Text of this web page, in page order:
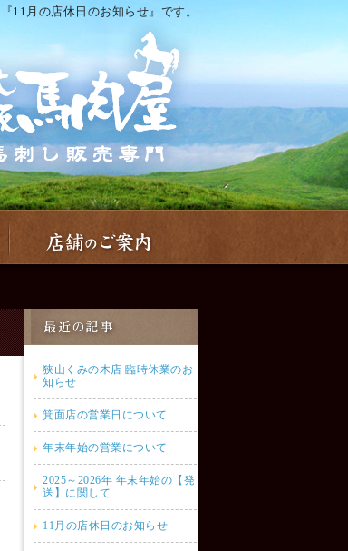
11月の店休日のお知らせ』です。
狭山くみの木店 臨時休業のお
知らせ
箕面店の営業日について
年末年始の営業について
2025～2026年 年末年始の【発
送】に関して
11月の店休日のお知らせ